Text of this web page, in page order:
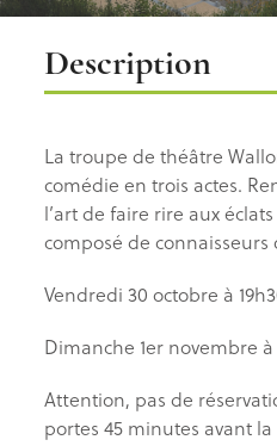
Description
Description
La troupe de théâtre
comédie en trois actes.
l’art de faire rire aux
composé de connaisseurs
Vendredi 30 octobre à
Dimanche 1er novembre à
Attention, pas de
portes 45 minutes avant